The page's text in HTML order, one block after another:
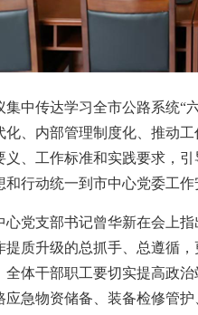
集中传达学习全市公路系统“
化、内部管理制度化、推动
义、工作标准和实践要求，
和行动统一到市中心党委工
心党支部书记曾华新在会上
提质升级的总抓手、总遵循
全体干部职工要切实提高政
应急物资储备、装备检修管